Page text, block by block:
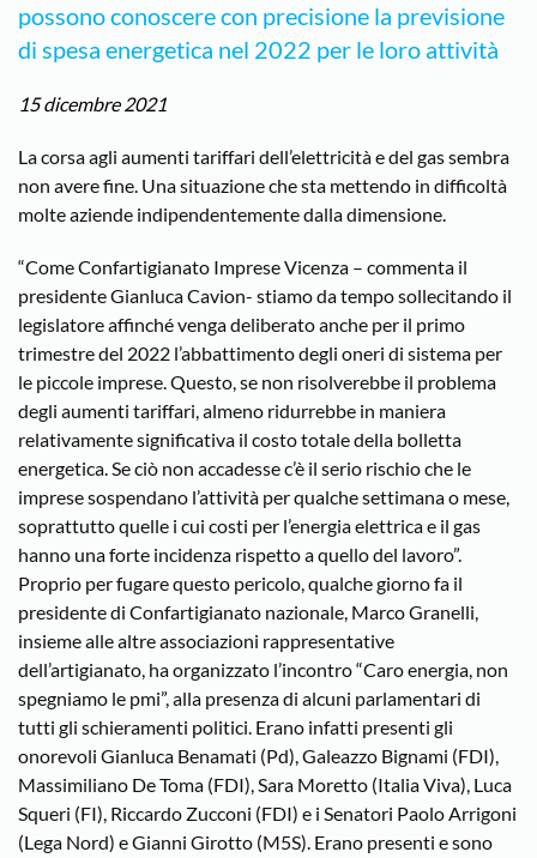
possono conoscere con precisione la previsione
di spesa energetica nel 2022 per le loro attività
15 dicembre 2021
La corsa agli aumenti tariffari dell’elettricità e del gas sembra
non avere fine. Una situazione che sta mettendo in difficoltà
molte aziende indipendentemente dalla dimensione.
“Come Confartigianato Imprese Vicenza – commenta il
presidente Gianluca Cavion- stiamo da tempo sollecitando il
legislatore affinché venga deliberato anche per il primo
trimestre del 2022 l’abbattimento degli oneri di sistema per
le piccole imprese. Questo, se non risolverebbe il problema
degli aumenti tariffari, almeno ridurrebbe in maniera
relativamente significativa il costo totale della bolletta
energetica. Se ciò non accadesse c’è il serio rischio che le
imprese sospendano l’attività per qualche settimana o mese,
soprattutto quelle i cui costi per l’energia elettrica e il gas
hanno una forte incidenza rispetto a quello del lavoro”.
Proprio per fugare questo pericolo, qualche giorno fa il
presidente di Confartigianato nazionale, Marco Granelli,
insieme alle altre associazioni rappresentative
dell’artigianato, ha organizzato l’incontro “Caro energia, non
spegniamo le pmi”, alla presenza di alcuni parlamentari di
tutti gli schieramenti politici. Erano infatti presenti gli
onorevoli Gianluca Benamati (Pd), Galeazzo Bignami (FDI),
Massimiliano De Toma (FDI), Sara Moretto (Italia Viva), Luca
Squeri (FI), Riccardo Zucconi (FDI) e i Senatori Paolo Arrigoni
(Lega Nord) e Gianni Girotto (M5S). Erano presenti e sono